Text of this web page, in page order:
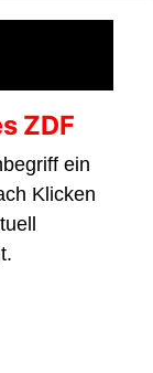
ZDF
ein
Klicken